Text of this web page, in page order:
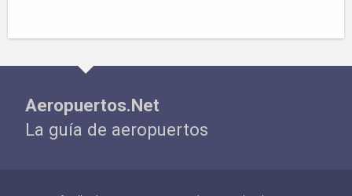
Aeropuertos.Net
La guía de aeropuertos